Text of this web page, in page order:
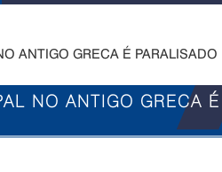
ANTIGO GRECA É PARALISADO
NO ANTIGO GRECA É